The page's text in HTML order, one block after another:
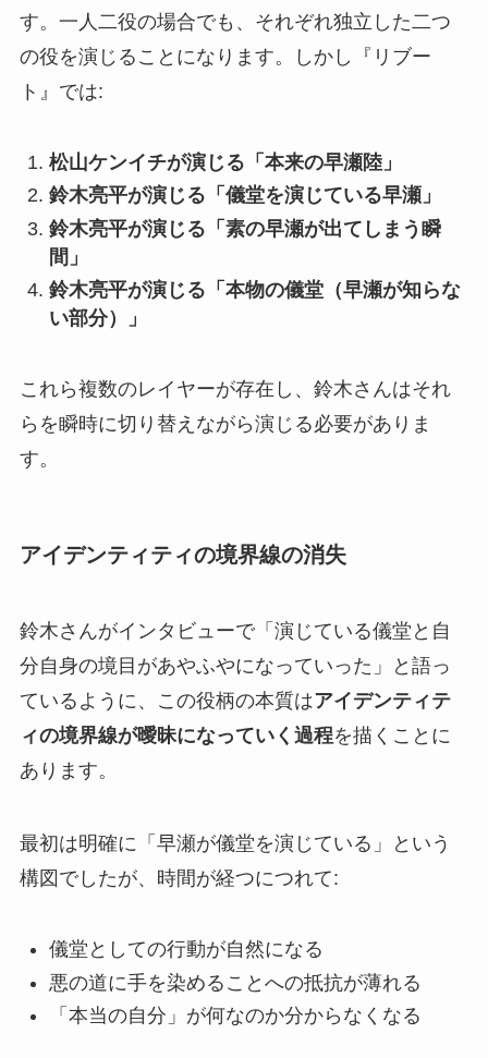
す。一人二役の場合でも、それぞれ独立した二つ
の役を演じることになります。しかし『リブー
ト』では:
松山ケンイチが演じる「本来の早瀬陸」
鈴木亮平が演じる「儀堂を演じている早瀬」
鈴木亮平が演じる「素の早瀬が出てしまう瞬
間」
鈴木亮平が演じる「本物の儀堂（早瀬が知らな
い部分）」
これら複数のレイヤーが存在し、鈴木さんはそれ
らを瞬時に切り替えながら演じる必要がありま
す。
アイデンティティの境界線の消失
鈴木さんがインタビューで「演じている儀堂と自
分自身の境目があやふやになっていった」と語っ
ているように、この役柄の本質はアイデンティテ
ィの境界線が曖昧になっていく過程を描くことに
あります。
最初は明確に「早瀬が儀堂を演じている」という
構図でしたが、時間が経つにつれて:
儀堂としての行動が自然になる
悪の道に手を染めることへの抵抗が薄れる
「本当の自分」が何なのか分からなくなる